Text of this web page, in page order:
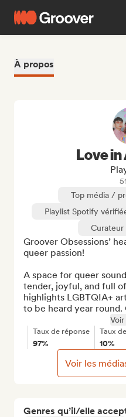
À propos
Genres qu’il/elle
Love
Top média /
Playlist Spotify
Groover Obsessions’
queer passion!
A space for queer
tender, joyful, and full
highlights LGBTQIA+
to be heard year round.
Voir
Taux de réponse
97%
Taux
10%
Voir les